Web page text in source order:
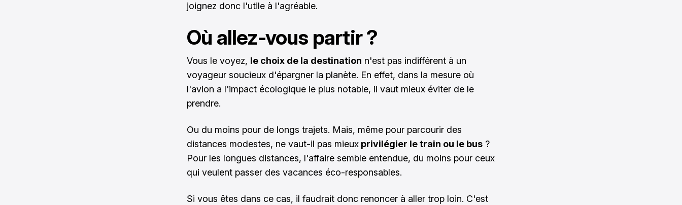
joignez donc l'utile à l'agréable.
Où allez-vous partir ?
Vous le voyez, le choix de la destination n'est pas indifférent à un
voyageur soucieux d'épargner la planète. En effet, dans la mesure où
l'avion a l'impact écologique le plus notable, il vaut mieux éviter de le
prendre.
Ou du moins pour de longs trajets. Mais, même pour parcourir des
distances modestes, ne vaut-il pas mieux privilégier le train ou le bus ?
Pour les longues distances, l'affaire semble entendue, du moins pour ceux
qui veulent passer des vacances éco-responsables.
Si vous êtes dans ce cas, il faudrait donc renoncer à aller trop loin. C'est